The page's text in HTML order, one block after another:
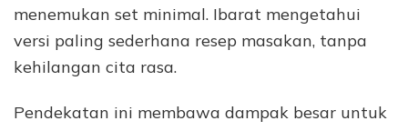
menemukan set minimal. Ibarat mengetahui
versi paling sederhana resep masakan, tanpa
kehilangan cita rasa.
Pendekatan ini membawa dampak besar untuk